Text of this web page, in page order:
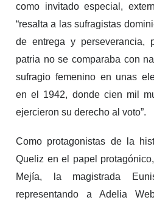
como invitado especial,
“resalta a las sufragistas
de entrega y perseverancia,
patria no se comparaba con
sufragio femenino en unas
en el 1942, donde cien mil
ejercieron su derecho al voto”.
Como protagonistas de la
Queliz en el papel
Mejía, la magistrada
representando a Adelia